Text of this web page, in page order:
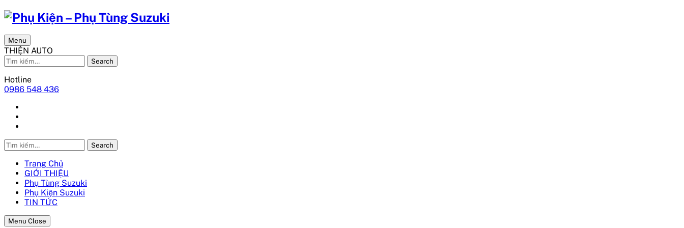
Menu
THIỆN AUTO
Search
Hotline
0986 548 436
Search
Trang Chủ
GIỚI THIỆU
Phụ Tùng Suzuki
Phụ Kiện Suzuki
TIN TỨC
Menu Close